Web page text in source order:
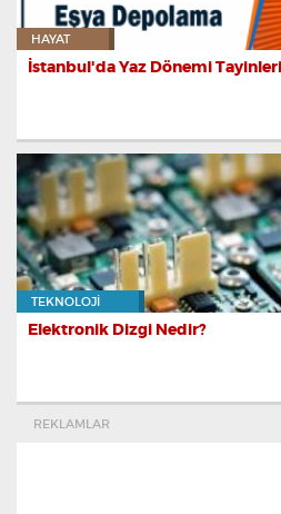
HAYAT
İstanbul'da Yaz Dönemi
TEKNOLOJI
Elektronik Dizgi Nedir?
REKLAMLAR